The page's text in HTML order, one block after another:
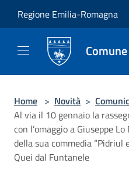
Regione Emilia-Romagna
Home > Novità >
Al via il 10 gennaio la
con l’omaggio a Giuseppe
della sua commedia
Quei dal Funtanele